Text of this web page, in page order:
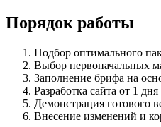
Порядок работы
Подбор оптимального
Выбор первоначальных
Заполнение брифа на
Разработка сайта от 1
Демонстрация готового
Внесение изменений и